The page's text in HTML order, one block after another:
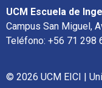
UCM Escuela de
Campus San Miguel,
Teléfono: +56 71 298
© 2026 UCM EICI |